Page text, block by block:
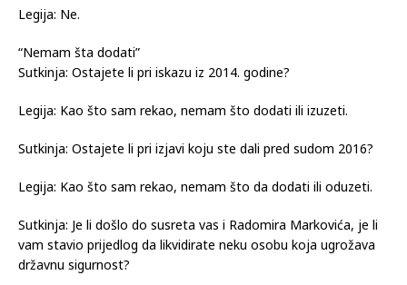
Legija: Ne.
“Nemam šta dodati”
Sutkinja: Ostajete li pri iskazu iz 2014. godine?
Legija: Kao što sam rekao, nemam što dodati ili izuzeti.
Sutkinja: Ostajete li pri izjavi koju ste dali pred sudom 2016?
Legija: Kao što sam rekao, nemam što da dodati ili oduzeti.
Sutkinja: Je li došlo do susreta vas i Radomira Markovića, je li
vam stavio prijedlog da likvidirate neku osobu koja ugrožava
državnu sigurnost?